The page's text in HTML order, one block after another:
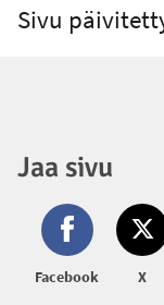
Sivu
Jaa sivu
Facebook X